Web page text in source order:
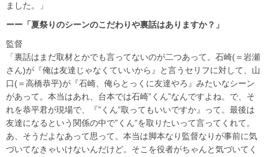
ました。」
ーー「夏祭りのシーンのこだわりや裏話はありますか？」
監督
「裏話はまだ取材とかでも言ってないのが二つあって。石崎(＝岩瀬
さん)が『俺は友達じゃなくていいから』と言うセリフに対して、山
口(＝高橋恭平)が『石崎、俺らとっくに友達やろ』みたいなシーン
があって。本当はあれ、台本では石崎”くん”なんですよね。で、そ
れを恭平君が現場で、『”くん”取ってもいいですか』って。最後は
友達になるという関係の中で”くん”を取りたいって言ってくれて。
あ、そうだよなあって思って。本当は脚本なり監督なりが事前に気
づいてなきゃいけないんだけど。そこを役者がちゃんと気づいてく